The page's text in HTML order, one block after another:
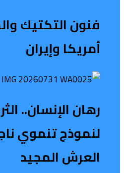
فنون التكتيك
أمريكا وإيران
رهان الإنسان..
لنموذج تنموي
العرش المجيد